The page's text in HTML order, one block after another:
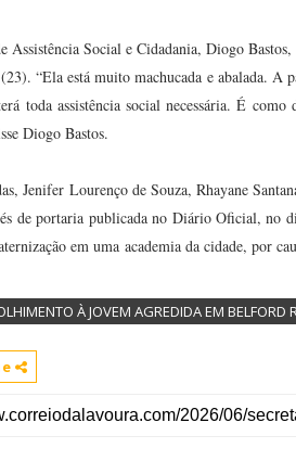
Assistência Social e Cidadania, Diogo
“Ela está muito machucada e abalada.
toda assistência social necessária. É
Diogo Bastos.
Jenifer Lourenço de Souza, Rhayane
de portaria publicada no Diário Oficial, no
em uma academia da cidade, por
À JOVEM AGREDIDA EM BELFORD